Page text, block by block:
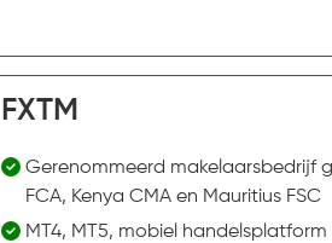
FXTM
Gerenommeerd makelaarsbedrijf
FCA, Kenya CMA en Mauritius FSC
MT4, MT5, mobiel handelsplatform